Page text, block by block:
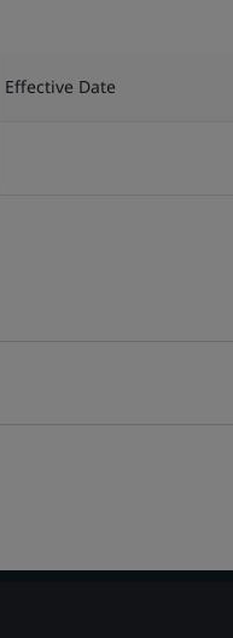
Effective Date